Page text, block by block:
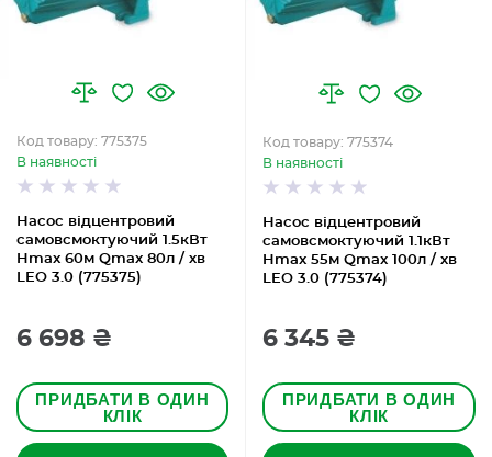
Насос відцентровий
самовсмоктуючий 1.5кВт
Hmax 60м Qmax 80л / хв
LEO 3.0 (775375)
Код товару: 775375
В наявності
6 698 ₴
ПРИДБАТИ В ОДИН
КЛІК
Насос відцентровий
самовсмоктуючий 1.1кВт
Hmax 55м Qmax 100л / хв
LEO 3.0 (775374)
Код товару: 775374
В наявності
6 345 ₴
ПРИДБАТИ В ОДИН
КЛІК